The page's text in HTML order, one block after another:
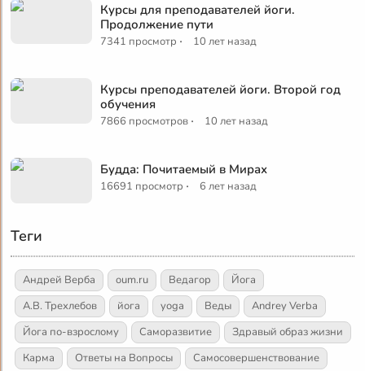
Курсы для преподавателей йоги.
Продолжение пути
7341 просмотр · 10 лет назад
Курсы преподавателей йоги. Второй год
обучения
7866 просмотров · 10 лет назад
Будда: Почитаемый в Мирах
16691 просмотр · 6 лет назад
Теги
Андрей Верба oum.ru Ведагор
Йога
А.В. Трехлебов
йога yoga Веды
Andrey Verba
Йога по-взрослому
Саморазвитие
Здравый образ жизни
Карма
Ответы на Вопросы
Самосовершенствование